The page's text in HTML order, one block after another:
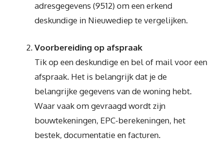
adresgegevens (9512) om een erkend
deskundige in Nieuwediep te vergelijken.
Voorbereiding op afspraak
Tik op een deskundige en bel of mail voor een
afspraak. Het is belangrijk dat je de
belangrijke gegevens van de woning hebt.
Waar vaak om gevraagd wordt zijn
bouwtekeningen, EPC-berekeningen, het
bestek, documentatie en facturen.